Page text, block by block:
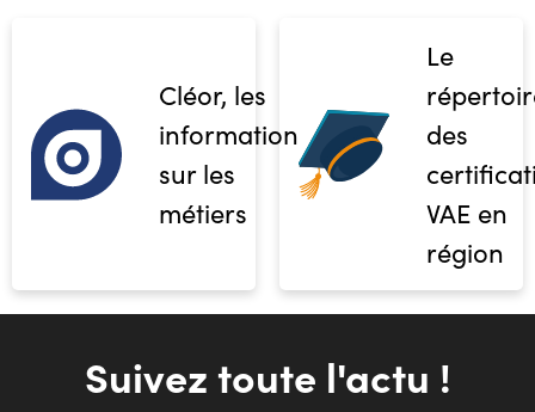
Cléor, les
informations
sur les
métiers
Le
des
VAE en
région
Suivez toute l'actu !